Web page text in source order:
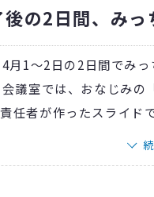
後の2日間、み
1～2日の2日間でみっ
議室では、おなじみの
任者が作ったスライド
ィ、防災対策などなど
、さらに各部署ごとの